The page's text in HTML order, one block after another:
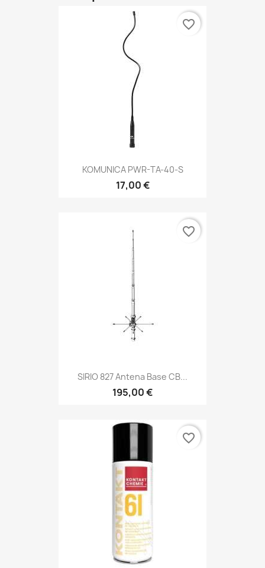
KOMUNICA PWR-TA-40-S
17,00 €
favorite_border
SIRIO 827 Antena Base CB...
195,00 €
favorite_border
favorite_border